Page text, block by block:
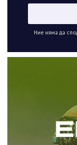
Ние няма да